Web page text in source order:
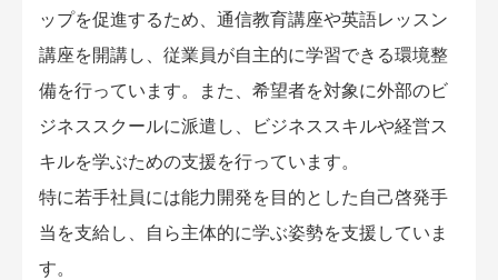
ップを促進するため、通信教育講座や英語レッスン
講座を開講し、従業員が自主的に学習できる環境整
備を行っています。また、希望者を対象に外部のビ
ジネススクールに派遣し、ビジネススキルや経営ス
キルを学ぶための支援を行っています。
特に若手社員には能力開発を目的とした自己啓発手
当を支給し、自ら主体的に学ぶ姿勢を支援していま
す。